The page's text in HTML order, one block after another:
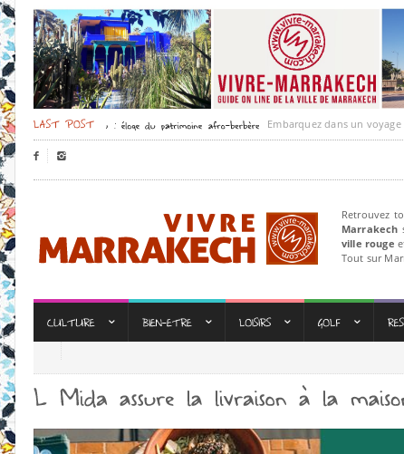
Embarquez dans un voyage
 
Retrouvez
Marrakech
ville rouge
Tout sur